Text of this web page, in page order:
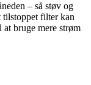
– så støv og
filter kan
bruge mere strøm